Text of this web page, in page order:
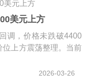
美元上方
调，价格未跌破4400
上方震荡整理。当前
2026-03-26